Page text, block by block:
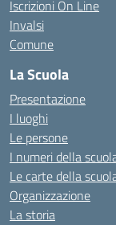
Iscrizioni On Line
Invalsi
Comune
La Scuola
Presentazione
I luoghi
Le persone
I numeri della
Le carte della
Organizzazione
La storia